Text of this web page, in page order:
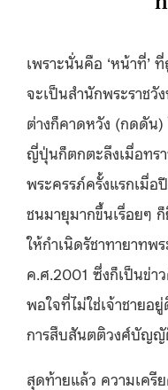
เพราะนั่นคือ ‘หน้าที่’
จะเป็นสำนักพระราชวั
ต่างก็คาดหวัง (กดดัน
ญี่ปุ่นก็ตกตะลึงเมื่อทร
พระครรภ์ครั้งแรกเมื่
ชนมายุมากขึ้นเรื่อยๆ
ให้กำเนิดรัชาทายาทพ
ค.ศ.2001 ซึ่งก็เป็นข่
พอใจที่ไม่ใช่เจ้าชายอ
การสืบสันตติวงศ์บัญญั
สุดท้ายแล้ว ความเครี